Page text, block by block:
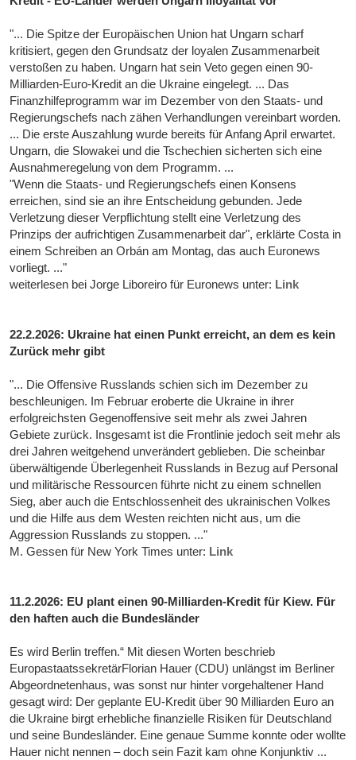
"... Die Spitze der Europäischen Union hat Ungarn scharf
kritisiert, gegen den Grundsatz der loyalen Zusammenarbeit
verstoßen zu haben. Ungarn hat sein Veto gegen einen 90-
Milliarden-Euro-Kredit an die Ukraine eingelegt. ... Das
Finanzhilfeprogramm war im Dezember von den Staats- und
Regierungschefs nach zähen Verhandlungen vereinbart worden.
... Die erste Auszahlung wurde bereits für Anfang April erwartet.
Ungarn, die Slowakei und die Tschechien sicherten sich eine
Ausnahmeregelung von dem Programm. ...
"Wenn die Staats- und Regierungschefs einen Konsens
erreichen, sind sie an ihre Entscheidung gebunden. Jede
Verletzung dieser Verpflichtung stellt eine Verletzung des
Prinzips der aufrichtigen Zusammenarbeit dar", erklärte Costa in
einem Schreiben an Orbán am Montag, das auch Euronews
vorliegt. ..."
weiterlesen bei Jorge Liboreiro für Euronews unter: Link
22.2.2026: Ukraine hat einen Punkt erreicht, an dem es kein
Zurück mehr gibt
"... Die Offensive Russlands schien sich im Dezember zu
beschleunigen. Im Februar eroberte die Ukraine in ihrer
erfolgreichsten Gegenoffensive seit mehr als zwei Jahren
Gebiete zurück. Insgesamt ist die Frontlinie jedoch seit mehr als
drei Jahren weitgehend unverändert geblieben. Die scheinbar
überwältigende Überlegenheit Russlands in Bezug auf Personal
und militärische Ressourcen führte nicht zu einem schnellen
Sieg, aber auch die Entschlossenheit des ukrainischen Volkes
und die Hilfe aus dem Westen reichten nicht aus, um die
Aggression Russlands zu stoppen. ..."
M. Gessen für New York Times unter: Link
11.2.2026: EU plant einen 90-Milliarden-Kredit für Kiew. Für
den haften auch die Bundesländer
Es wird Berlin treffen.“ Mit diesen Worten beschrieb
EuropastaatssekretärFlorian Hauer (CDU) unlängst im Berliner
Abgeordnetenhaus, was sonst nur hinter vorgehaltener Hand
gesagt wird: Der geplante EU-Kredit über 90 Milliarden Euro an
die Ukraine birgt erhebliche finanzielle Risiken für Deutschland
und seine Bundesländer. Eine genaue Summe konnte oder wollte
Hauer nicht nennen – doch sein Fazit kam ohne Konjunktiv ...